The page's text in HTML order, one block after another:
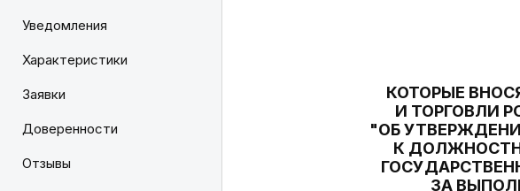
Уведомления
Характеристики
Заявки
Доверенности
Отзывы
КОТОРЫЕ
И ТОРГОВЛИ
"ОБ
К
ЗА